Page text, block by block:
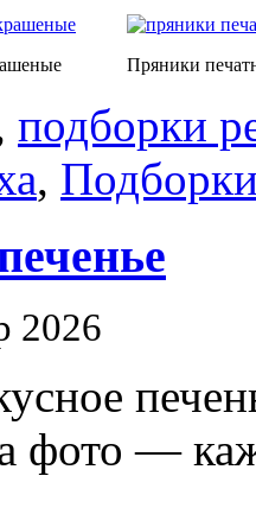
Пряники
подборки
,
2026
фото —